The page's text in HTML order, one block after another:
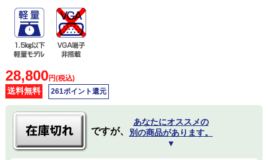
28,800円(税込)
送料無料 261ポイント還元
ですが、
あなたにオススメの
別の商品があります。
▼